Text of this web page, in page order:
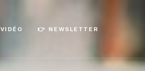
VIDÉO 👉 NEWSLETTER